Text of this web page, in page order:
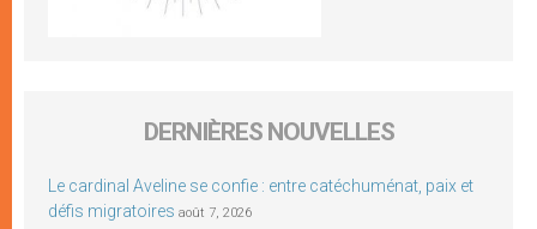
DERNIÈRES NOUVELLES
Le cardinal Aveline se confie : entre catéchuménat, paix et
défis migratoires août 7, 2026